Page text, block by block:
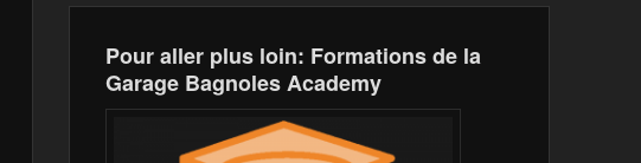
Pour aller plus loin: Formations de la
Garage Bagnoles Academy